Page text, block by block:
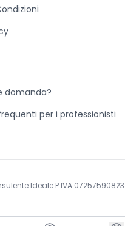
domanda?
per i professionisti
Ideale P.IVA